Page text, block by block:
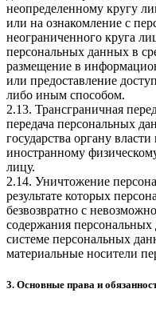
неопределенному кругу
или на ознакомление с
неограниченного круга
персональных данных в
размещение в
или предоставление
либо иным способом.
2.13. Трансграничная
передача персональных
государства органу
иностранному
лицу.
2.14. Уничтожение
результате которых
безвозвратно с
содержания
системе персональных
материальные носители
3. Основные права и